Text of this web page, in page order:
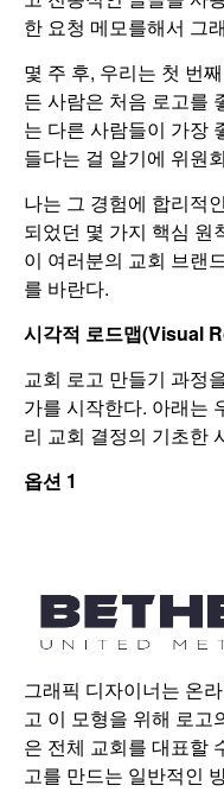
한 요청 메모를해서 그
몇 주 후, 우리는 첫 번
든 사람은 처음 로고를
는 다른 사람들이 가장
들다는 걸 알기에 위원
나는 그 경험에 합리적
되었던 몇 가지 핵심 원
이 여러분의 교회 브랜
를 바란다.
시각적 로드맵(Visual
교회 로고 만들기 과정
가를 시작한다. 아래는
리 교회 결정의 기초한
옵션 1
그래픽 디자이너는 온
고 이 모형을 위해 로고
은 전체 교회를 대표할
고를 만드는 일반적인